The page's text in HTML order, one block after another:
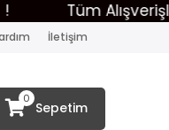
Tüm
İletişim
0
Sepetim